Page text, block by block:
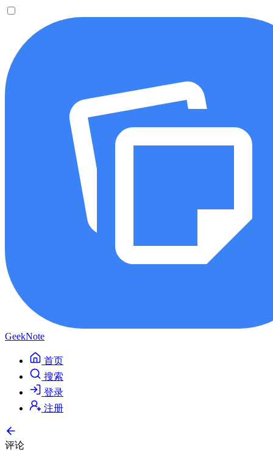
GeekNote
首页
搜索
登录
注册
评论